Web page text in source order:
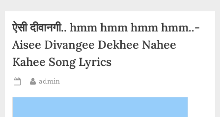
class="more-link-wrap"><a
href="http://progressivelearning.in/uncategorized/hum-
bhool-gaye-re-har-baat-lyrics/" class="more-link">Read
More<span class="screen-reader-text"> “हम भूल गए रे हर बात
मगर तेरा प्यार नहीं भूले-Hum Bhool Gaye Re Har Baat
Lyrics”</span> »</a></p>
ऐसी दीवानगी.. hmm hmm hmm hmm..-
Aisee Divangee Dekhee Nahee
Kahee Song Lyrics
Posted
on
By
admin